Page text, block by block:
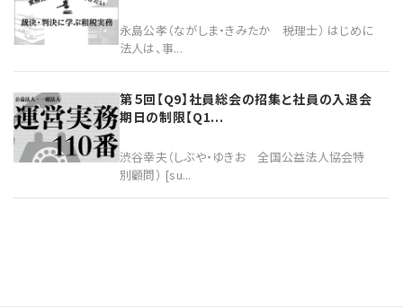
永島公孝（ながしま・きみたか 税理士） はじめに
法人は、事...
第５回【Q9】社員総会の招集と社員の入退会
期日の制限【Q1...
渋谷幸夫（しぶや・ゆきお 全国公益法人協会特
別顧問） [su...